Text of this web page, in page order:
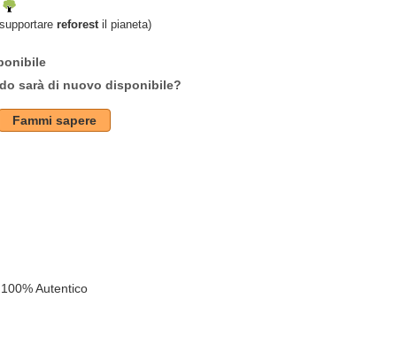
reforestil pianeta)
sarà di nuovo disponibile?
Fammi sapere
Autentico